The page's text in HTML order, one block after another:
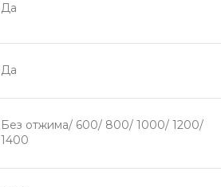
Да
Да
Без отжима/ 600/ 800/ 1000/ 1200/
1400